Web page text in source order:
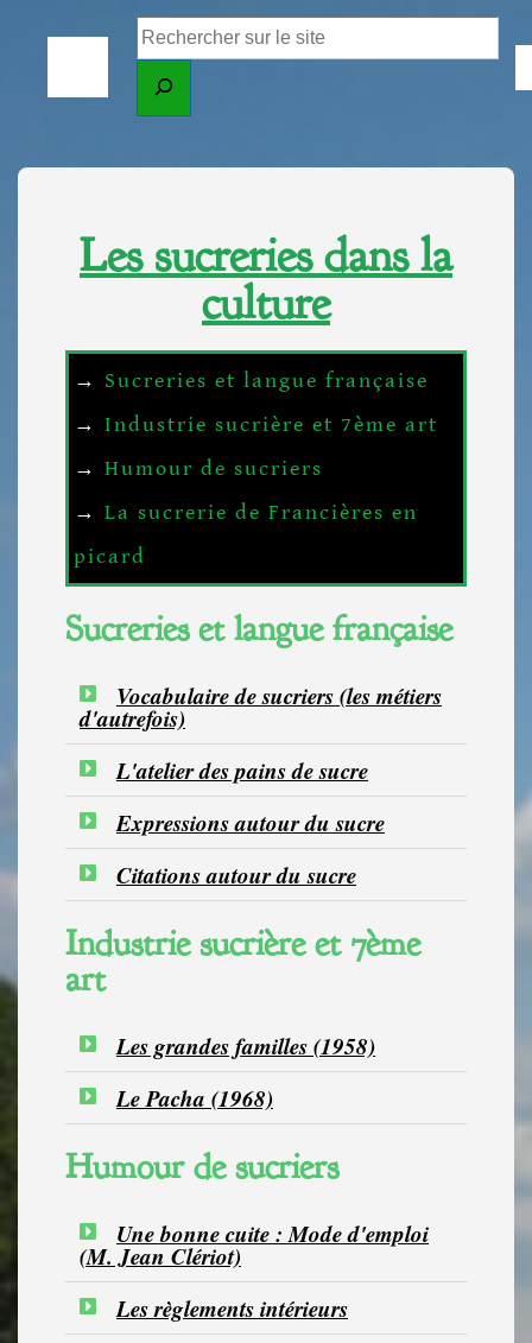
Les sucreries dans la
culture
→ Sucreries et langue française
→ Industrie sucrière et 7ème art
→ Humour de sucriers
→ La sucrerie de Francières en
picard
Sucreries et langue française
Vocabulaire de sucriers (les métiers
d'autrefois)
L'atelier des pains de sucre
Expressions autour du sucre
Citations autour du sucre
Industrie sucrière et 7ème
art
Les grandes familles (1958)
Le Pacha (1968)
Humour de sucriers
Une bonne cuite : Mode d'emploi
(M. Jean Clériot)
Les règlements intérieurs